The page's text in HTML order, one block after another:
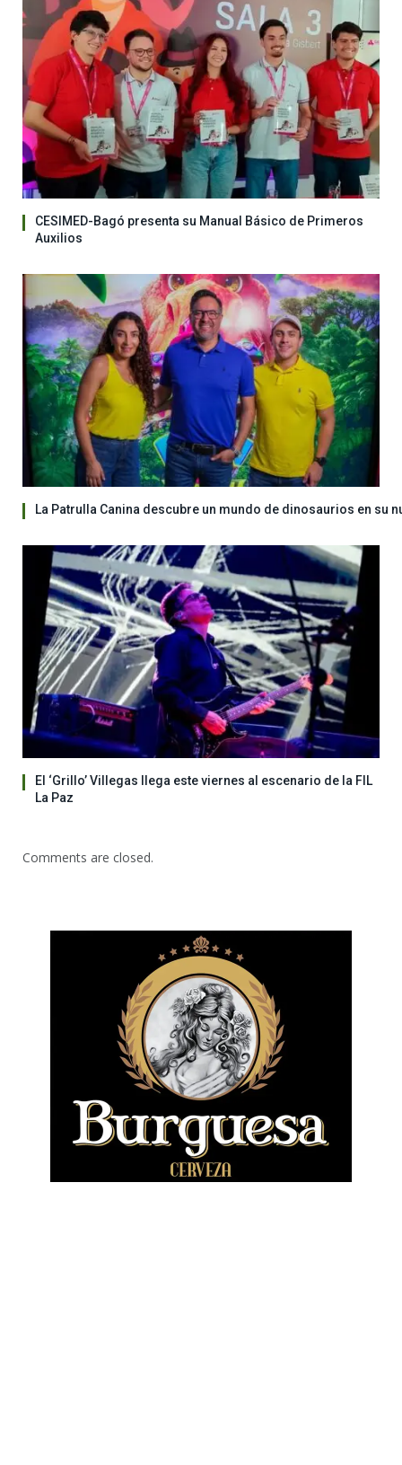
CESIMED-Bagó presenta su Manual Básico de Primeros
Auxilios
La Patrulla Canina descubre un mundo de dinosaurios en su
El ‘Grillo’ Villegas llega este viernes al escenario de la FIL
La Paz
Comments are closed.